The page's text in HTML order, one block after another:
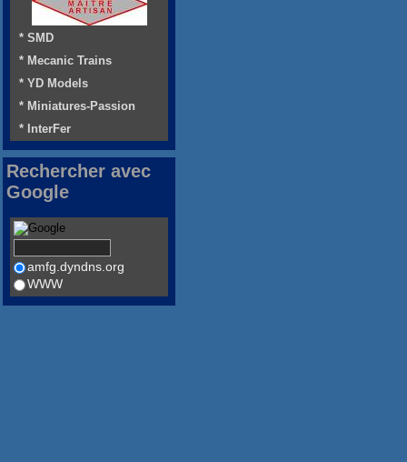
* SMD
* Mecanic Trains
* YD Models
* Miniatures-Passion
* InterFer
Rechercher avec
Google
amfg.dyndns.org
WWW